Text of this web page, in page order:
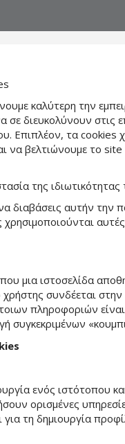
καλύτερη την
διευκολύνουν στις
Επιπλέον, τα
να βελτιώνουμε το
της
διαβάσεις αυτήν
μια ιστοσελίδα
συνδέεται στην
πληροφοριών
συγκεκριμένων
ενός ιστότοπου
ορισμένες
για τη δημιουργία